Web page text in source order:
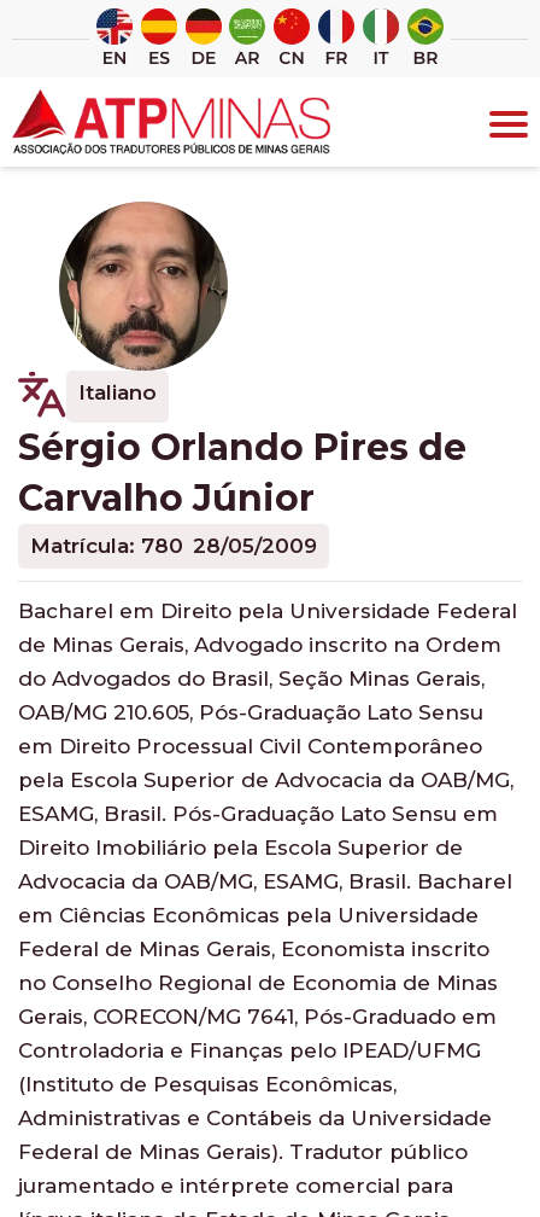
conteúdo
Italiano
Sérgio Orlando Pires de
Carvalho Júnior
Matrícula: 780 28/05/2009
Bacharel em Direito pela Universidade Federal
de Minas Gerais, Advogado inscrito na Ordem
do Advogados do Brasil, Seção Minas Gerais,
OAB/MG 210.605, Pós-Graduação Lato Sensu
em Direito Processual Civil Contemporâneo
pela Escola Superior de Advocacia da OAB/MG,
ESAMG, Brasil. Pós-Graduação Lato Sensu em
Direito Imobiliário pela Escola Superior de
Advocacia da OAB/MG, ESAMG, Brasil. Bacharel
em Ciências Econômicas pela Universidade
Federal de Minas Gerais, Economista inscrito
no Conselho Regional de Economia de Minas
Gerais, CORECON/MG 7641, Pós-Graduado em
Controladoria e Finanças pelo IPEAD/UFMG
(Instituto de Pesquisas Econômicas,
Administrativas e Contábeis da Universidade
Federal de Minas Gerais). Tradutor público
juramentado e intérprete comercial para